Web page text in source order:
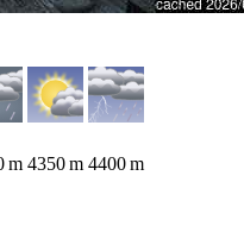
m 4350m 4400m